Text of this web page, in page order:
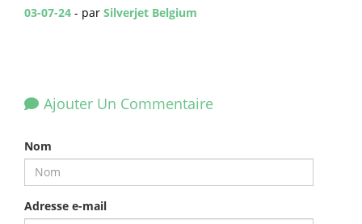
03-07-24 - par Silverjet Belgium
Ajouter Un Commentaire
Nom
Adresse e-mail